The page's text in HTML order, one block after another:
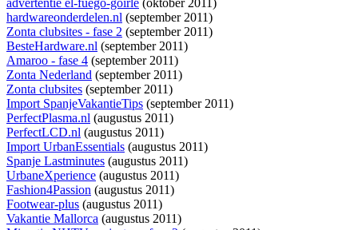
advertentie el-fuego-goirle (oktober 2011)
hardwareonderdelen.nl (september 2011)
Zonta clubsites - fase 2 (september 2011)
BesteHardware.nl (september 2011)
Amaroo - fase 4 (september 2011)
Zonta Nederland (september 2011)
Zonta clubsites (september 2011)
Import SpanjeVakantieTips (september 2011)
PerfectPlasma.nl (augustus 2011)
PerfectLCD.nl (augustus 2011)
Import UrbanEssentials (augustus 2011)
Spanje Lastminutes (augustus 2011)
UrbaneXperience (augustus 2011)
Fashion4Passion (augustus 2011)
Footwear-plus (augustus 2011)
Vakantie Mallorca (augustus 2011)